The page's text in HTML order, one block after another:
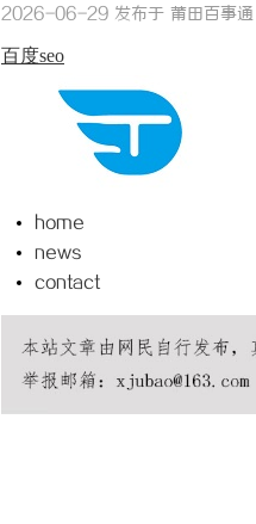
2026-06-29 发布于 莆田百事通
百度seo
home
news
contact